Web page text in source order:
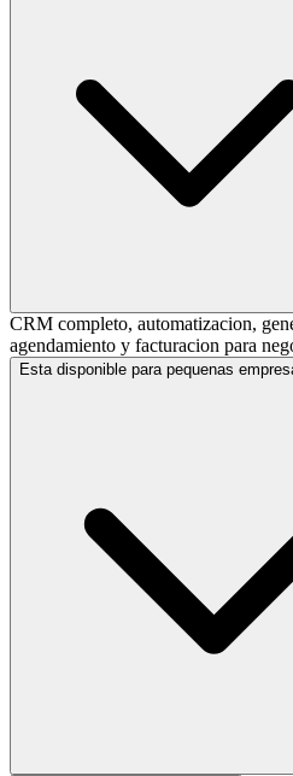
CRM completo, automatizacion,
agendamiento y facturacion para
Esta disponible para pequenas